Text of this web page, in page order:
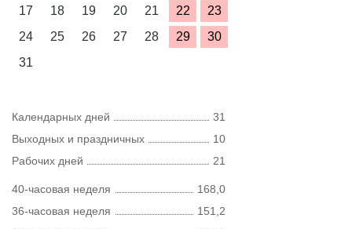
17
18 19 20 21 22
23
24
25 26 27 28 29
30
31
Календарных дней
31
Выходных и праздничных
10
Рабочих дней
21
40-часовая неделя
168,0
36-часовая неделя
151,2